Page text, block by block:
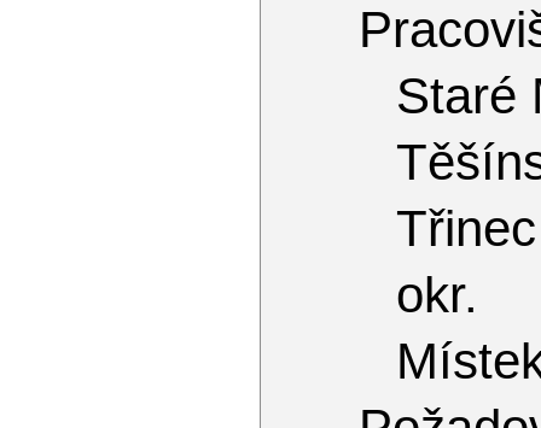
Staré
Třinec
okr.